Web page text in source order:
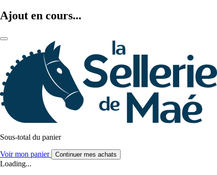
Ajout en cours...
Sous-total du panier
Voir mon panier Continuer mes achats
Loading...